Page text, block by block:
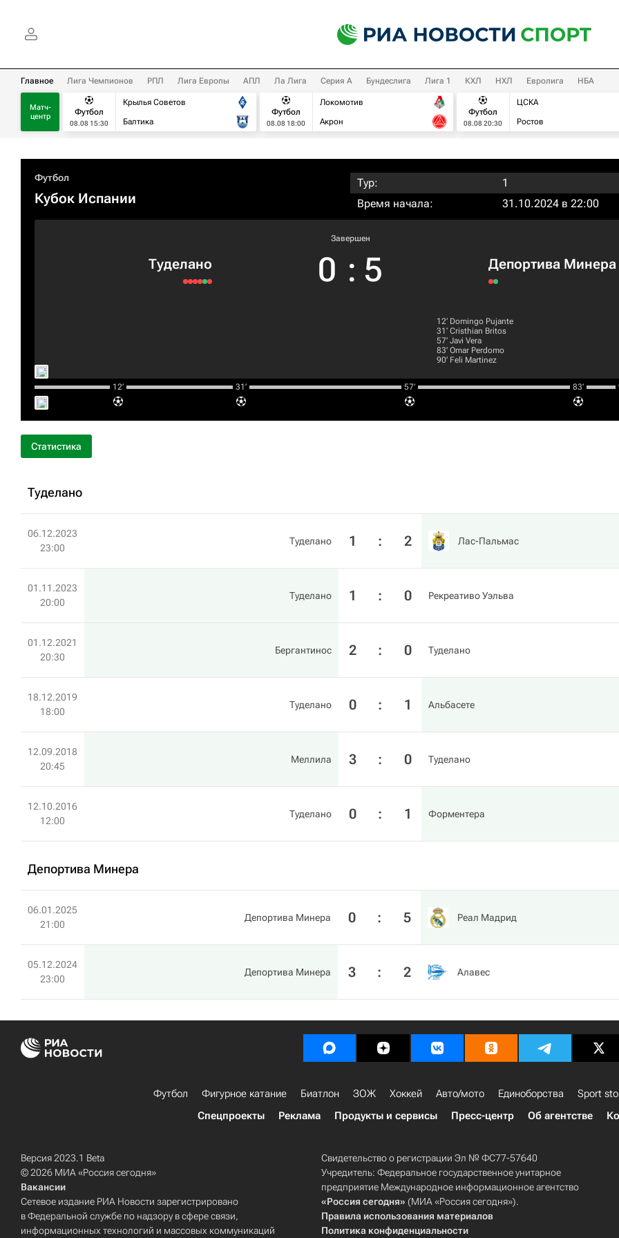
Главное Лига Чемпионов РПЛ Лига Европы АПЛ Ла Лига Серия А Бундеслига Лига 1 КХЛ НХЛ Евролига НБА
Матч-
центр
Футбол
08.08 15:30
Крылья Советов
Балтика
Футбол
08.08 18:00
Локомотив
Акрон
Футбол
08.08 20:30
ЦСКА
Ростов
Футбол
Кубок Испании
Тур:
1
Время начала:
31.10.2024 в 22:00
Туделано
Завершен
0 : 5 Депортива Минера
12‎’‎ Domingo Pujante
31‎’‎ Cristhian Britos
57‎’‎ Javi Vera
83‎’‎ Omar Perdomo
90‎’‎ Feli Martinez
12‎’‎ 31‎’‎ 57‎’‎ 83‎’‎
Статистика
Туделано
06.12.2023
23:00
Туделано 1 : 2 Лас-Пальмас
01.11.2023
20:00
Туделано 1 : 0 Рекреативо Уэльва
01.12.2021
20:30
Бергантинос 2 : 0 Туделано
18.12.2019
18:00
Туделано 0 : 1 Альбасете
12.09.2018
20:45
Меллила 3 : 0 Туделано
12.10.2016
12:00
Туделано 0 : 1 Форментера
Депортива Минера
06.01.2025
21:00
Депортива Минера 0 : 5 Реал Мадрид
05.12.2024
23:00
Депортива Минера 3 : 2 Алавес
Футбол Фигурное катание Биатлон ЗОЖ Хоккей Авто/мото Единоборства Sport
Спецпроекты
Реклама Продукты и сервисы Пресс-центр Об агентстве
Версия 2023.1 Beta
© 2026 МИА «Россия сегодня»
Вакансии
Сетевое издание РИА Новости зарегистрировано
в Федеральной службе по надзору в сфере связи,
информационных технологий и массовых коммуникаций
Свидетельство о регистрации Эл № ФС77-57640
Учредитель: Федеральное государственное унитарное
предприятие Международное информационное агентство
«Россия сегодня» (МИА «Россия сегодня»).
Правила использования материалов
Политика конфиденциальности